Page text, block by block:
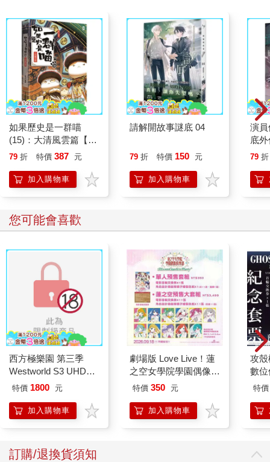
如果歷史是一群喵
(15)：大清風雲篇【萌
貓漫畫學歷史】
79 折 特價 387 元
加入購物車
請解開故事謎底 04
79 折 特價 150 元
加入購物車
演
底
79 折
您可能會喜歡
西方極樂園 第三季
Westworld S3 UHD＋
BD 六碟限定版
特價 1800 元
加入購物車
劇場版 Love Live！蓮
之空女學院學園偶像俱
樂部 Bloom Garden
特價 350 元
加入購物車
攻殼
數
特價
訂購/退換貨須知